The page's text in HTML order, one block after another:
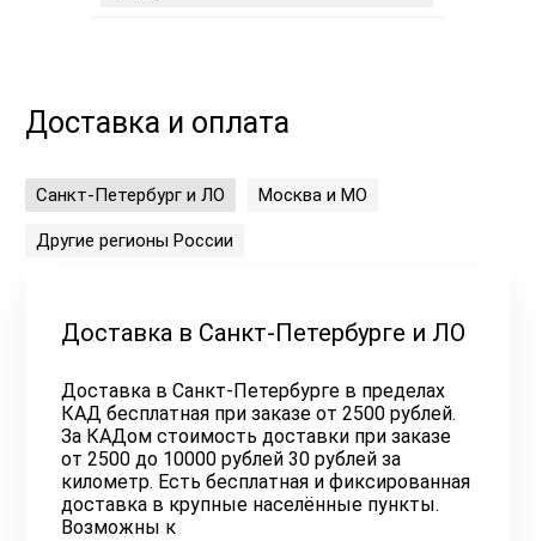
Доставка и оплата
Санкт-Петербург и ЛО Москва и МО
Другие регионы России
Доставка в Санкт-Петербурге и ЛО
Доставка в Санкт-Петербурге в пределах
КАД бесплатная при заказе от 2500 рублей.
За КАДом стоимость доставки при заказе
от 2500 до 10000 рублей 30 рублей за
километр. Есть бесплатная и фиксированная
доставка в крупные населённые пункты.
Возможны к